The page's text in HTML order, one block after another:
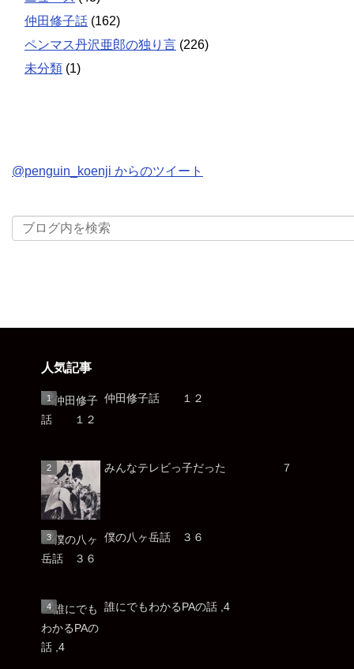
仲田修子話 (162)
ペンマス丹沢亜郎の独り言 (226)
未分類 (1)
@penguin_koenji からのツイート
人気記事
仲田修子話 １２
みんなテレビっ子だった ７
僕の八ヶ岳話 ３６
誰にでもわかるPAの話 ,4